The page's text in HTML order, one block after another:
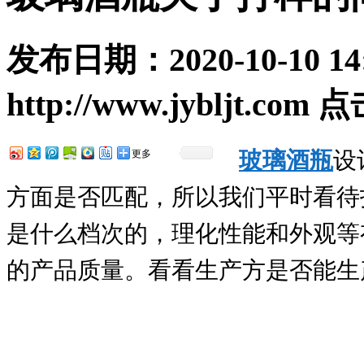
发布日期： 2020-10-10
http://www.jybljt.com 点
更多 玻璃酒瓶设
方面是否匹配，所以我们平时看
是什么档次的，理化性能和外观
的产品质量。看看生产方是否能